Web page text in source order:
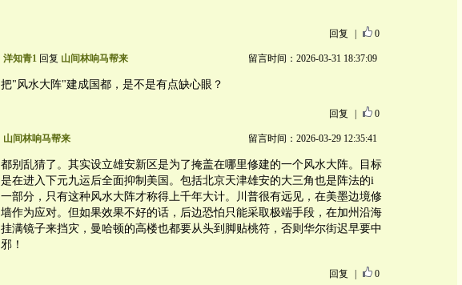
回复 0
洋知青1回复 山间林响马帮来 留言时间：2026-03-31 18:37:09
把"风水大阵"建成国都，是不是有点缺心眼？
回复 0
山间林响马帮来 留言时间：2026-03-29 12:35:41
都别乱猜了。其实设立雄安新区是为了掩盖在哪里修建的一个风水大阵。目标
是在进入下元九运后全面抑制美国。包括北京天津雄安的大三角也是阵法的i
一部分，只有这种风水大阵才称得上千年大计。川普很有远见，在美墨边境修
墙作为应对。但如果效果不好的话，后边恐怕只能采取极端手段，在加州沿海
挂满镜子来挡灾，曼哈顿的高楼也都要从头到脚贴桃符，否则华尔街迟早要中
邪！
回复 0